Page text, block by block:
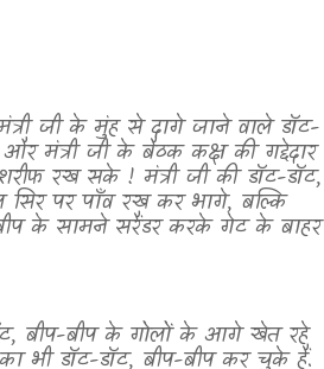
जी के मुंह से दागे जाने वाले डॉट-
मंत्री जी के बैठक कक्ष की गद्देदार
रख सके ! मंत्री जी की डॉट-डॉट,
सिर पर पाँव रख कर भागे, बल्कि
के सामने सरैंडर करके गेट के बाहर
, बीप-बीप के गोलों के आगे खेत रहे
का भी डॉट-डॉट, बीप-बीप कर चुके हैं.